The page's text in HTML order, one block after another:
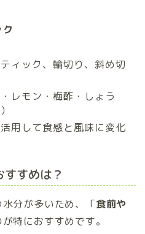
ィック、輪切り、斜め切
レモン・梅酢・しょう
用して食感と風味に変化
すめは？
分が多いため、「食前や
特におすすめです。